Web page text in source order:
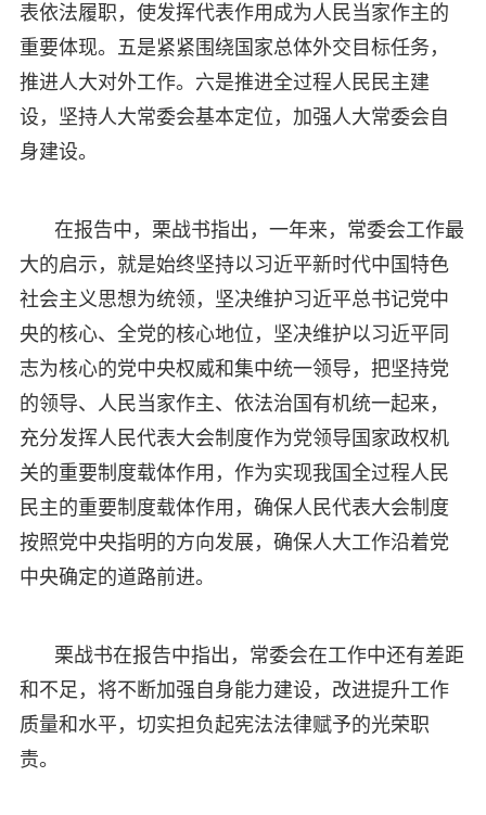
表依法履职，使发挥代表作用成为人民当家作主的
重要体现。五是紧紧围绕国家总体外交目标任务，
推进人大对外工作。六是推进全过程人民民主建
设，坚持人大常委会基本定位，加强人大常委会自
身建设。
在报告中，栗战书指出，一年来，常委会工作最
大的启示，就是始终坚持以习近平新时代中国特色
社会主义思想为统领，坚决维护习近平总书记党中
央的核心、全党的核心地位，坚决维护以习近平同
志为核心的党中央权威和集中统一领导，把坚持党
的领导、人民当家作主、依法治国有机统一起来，
充分发挥人民代表大会制度作为党领导国家政权机
关的重要制度载体作用，作为实现我国全过程人民
民主的重要制度载体作用，确保人民代表大会制度
按照党中央指明的方向发展，确保人大工作沿着党
中央确定的道路前进。
栗战书在报告中指出，常委会在工作中还有差距
和不足，将不断加强自身能力建设，改进提升工作
质量和水平，切实担负起宪法法律赋予的光荣职
责。